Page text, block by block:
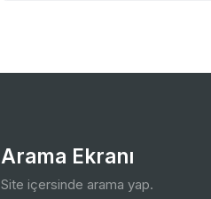
Arama Ekranı
Site içersinde arama yap.